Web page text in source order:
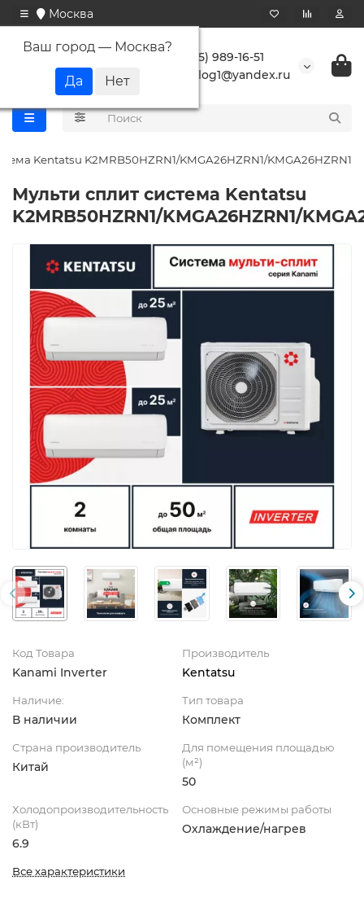
Москва
Ваш город — Москва?
+7 (495) 989-16-51
buranlog1@yandex.ru
Kentatsu K2MRB50HZRN1/KMGA26HZRN1/KMGA26HZRN1
Мульти сплит система Kentatsu
K2MRB50HZRN1/KMGA26HZRN1/
Код Товара
Kanami Inverter
Производитель
Kentatsu
Наличие:
В наличии
Тип товара
Комплект
Страна производитель
Китай
Для помещения площадью
(м²)
50
Холодопроизводительность
(кВт)
6.9
Основные режимы работы
Охлаждение/нагрев
Все характеристики